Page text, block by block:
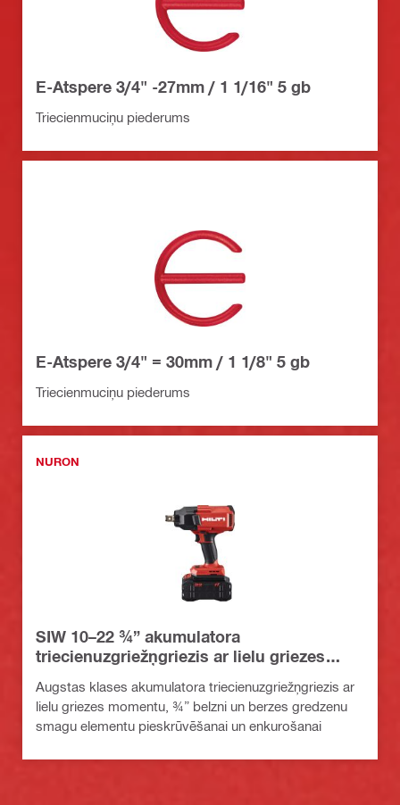
E-Atspere 3/4" -27mm / 1 1/16" 5 gb
Triecienmuciņu piederums
E-Atspere 3/4" = 30mm / 1 1/8" 5 gb
Triecienmuciņu piederums
NURON
SIW 10–22 ¾” akumulatora
triecienuzgriežņgriezis ar lielu griezes
Augstas klases akumulatora triecienuzgriežņgriezis ar
lielu griezes momentu, ¾” belzni un berzes gredzenu
smagu elementu pieskrūvēšanai un enkurošanai